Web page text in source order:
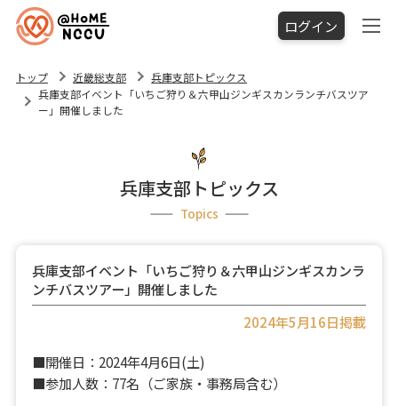
ログイン
トップ 近畿総支部
兵庫支部トピックス
兵庫支部イベント「いちご狩り＆六甲山ジンギスカンランチバスツア
ー」開催しました
兵庫支部トピックス
Topics
兵庫支部イベント「いちご狩り＆六甲山ジンギスカンラ
ンチバスツアー」開催しました
2024年5月16日掲載
■開催日：2024年4月6日(土)
■参加人数：77名（ご家族・事務局含む）